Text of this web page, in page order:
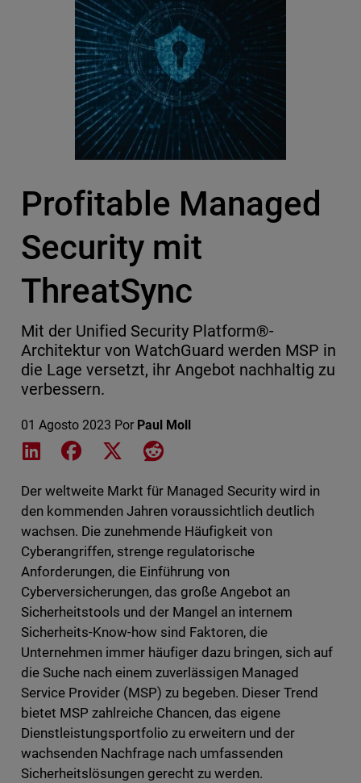
Profitable Managed
Security mit
ThreatSync
Mit der Unified Security Platform®-
Architektur von WatchGuard werden MSP in
die Lage versetzt, ihr Angebot nachhaltig zu
verbessern.
01 Agosto 2023 Por Paul Moll
Share on LinkedIn
Share on Facebook
Share on XShare on Reddit
Der weltweite Markt für Managed Security wird in
den kommenden Jahren voraussichtlich deutlich
wachsen. Die zunehmende Häufigkeit von
Cyberangriffen, strenge regulatorische
Anforderungen, die Einführung von
Cyberversicherungen, das große Angebot an
Sicherheitstools und der Mangel an internem
Sicherheits-Know-how sind Faktoren, die
Unternehmen immer häufiger dazu bringen, sich auf
die Suche nach einem zuverlässigen Managed
Service Provider (MSP) zu begeben. Dieser Trend
bietet MSP zahlreiche Chancen, das eigene
Dienstleistungsportfolio zu erweitern und der
wachsenden Nachfrage nach umfassenden
Sicherheitslösungen gerecht zu werden.